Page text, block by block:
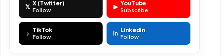
𝕏 X (Twitter)
Follow ▶ YouTube
Subscribe
♪ TikTok
Follow in LinkedIn
Follow